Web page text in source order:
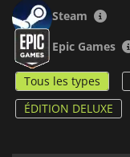
Steam
Epic Games
Tous les types
ÉDITION DELUXE